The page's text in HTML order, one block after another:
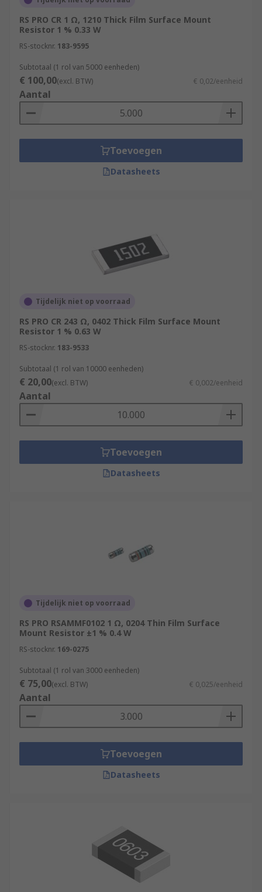
RS PRO CR 1 Ω, 1210 Thick Film Surface Mount
Resistor 1 % 0.33 W
RS-stocknr. 183-9595
Subtotaal (1 rol van 5000 eenheden)
€ 100,00(excl. BTW) € 0,02/eenheid
Aantal
Toevoegen
Datasheets
Tijdelijk niet op voorraad
RS PRO CR 243 Ω, 0402 Thick Film Surface Mount
Resistor 1 % 0.63 W
RS-stocknr. 183-9533
Subtotaal (1 rol van 10000 eenheden)
€ 20,00(excl. BTW) € 0,002/eenheid
Aantal
Toevoegen
Datasheets
Tijdelijk niet op voorraad
RS PRO RSAMMF0102 1 Ω, 0204 Thin Film Surface
Mount Resistor ±1 % 0.4 W
RS-stocknr. 169-0275
Subtotaal (1 rol van 3000 eenheden)
€ 75,00(excl. BTW) € 0,025/eenheid
Aantal
Toevoegen
Datasheets